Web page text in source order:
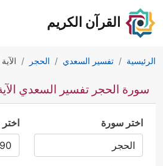
القرآن الكريم
الرئيسية تفسير السعدي الحجر الآية 90
سورة الحجر تفسير السعدي الآية
اختر سورة اختر